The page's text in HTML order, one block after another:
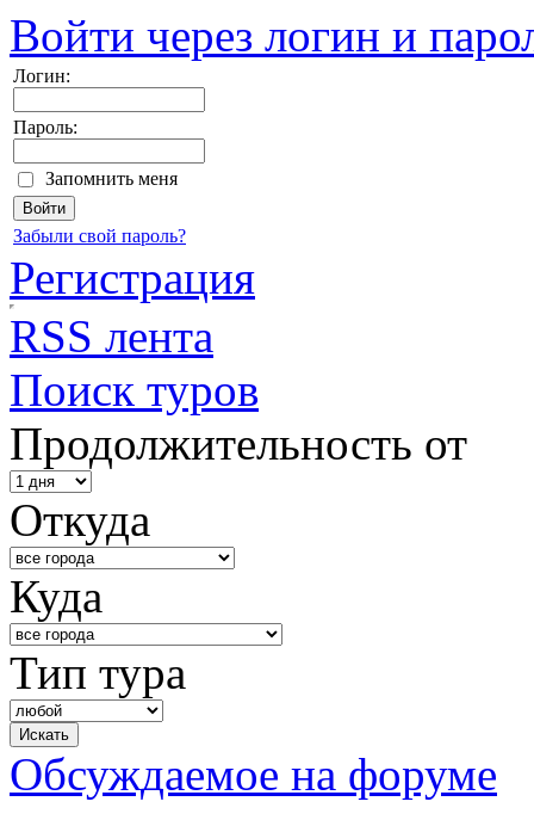
Войти через логин и
Логин:
Пароль:
Запомнить меня
Забыли свой пароль?
Регистрация
RSS лента
Поиск туров
Продолжительность от
Откуда
Куда
Тип тура
Обсуждаемое на форуме